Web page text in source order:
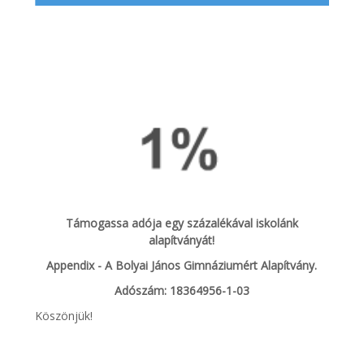
Támogassa adója egy százalékával iskolánk
alapítványát!
Appendix - A Bolyai János Gimnáziumért Alapítvány.
Adószám: 18364956-1-03
Köszönjük!